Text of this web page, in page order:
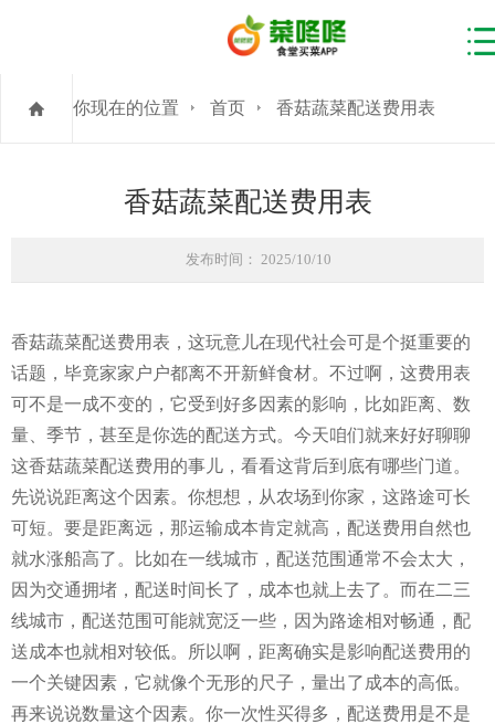
你现在的位置 首页 香菇蔬菜配送费用表
香菇蔬菜配送费用表
发布时间： 2025/10/10
香菇蔬菜配送费用表，这玩意儿在现代社会可是个挺重要的
话题，毕竟家家户户都离不开新鲜食材。不过啊，这费用表
可不是一成不变的，它受到好多因素的影响，比如距离、数
量、季节，甚至是你选的配送方式。今天咱们就来好好聊聊
这香菇蔬菜配送费用的事儿，看看这背后到底有哪些门道。
先说说距离这个因素。你想想，从农场到你家，这路途可长
可短。要是距离远，那运输成本肯定就高，配送费用自然也
就水涨船高了。比如在一线城市，配送范围通常不会太大，
因为交通拥堵，配送时间长了，成本也就上去了。而在二三
线城市，配送范围可能就宽泛一些，因为路途相对畅通，配
送成本也就相对较低。所以啊，距离确实是影响配送费用的
一个关键因素，它就像个无形的尺子，量出了成本的高低。
再来说说数量这个因素。你一次性买得多，配送费用是不是